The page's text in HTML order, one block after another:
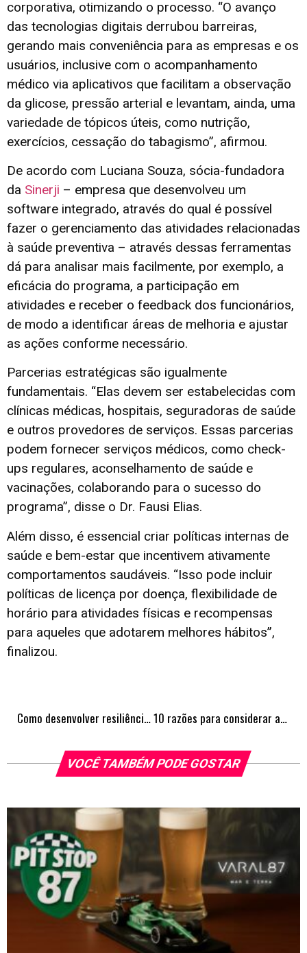
corporativa, otimizando o processo. “O avanço
das tecnologias digitais derrubou barreiras,
gerando mais conveniência para as empresas e os
usuários, inclusive com o acompanhamento
médico via aplicativos que facilitam a observação
da glicose, pressão arterial e levantam, ainda, uma
variedade de tópicos úteis, como nutrição,
exercícios, cessação do tabagismo”, afirmou.
De acordo com Luciana Souza, sócia-fundadora
da Sinerji – empresa que desenvolveu um
software integrado, através do qual é possível
fazer o gerenciamento das atividades relacionadas
à saúde preventiva – através dessas ferramentas
dá para analisar mais facilmente, por exemplo, a
eficácia do programa, a participação em
atividades e receber o feedback dos funcionários,
de modo a identificar áreas de melhoria e ajustar
as ações conforme necessário.
Parcerias estratégicas são igualmente
fundamentais. “Elas devem ser estabelecidas com
clínicas médicas, hospitais, seguradoras de saúde
e outros provedores de serviços. Essas parcerias
podem fornecer serviços médicos, como check-
ups regulares, aconselhamento de saúde e
vacinações, colaborando para o sucesso do
programa”, disse o Dr. Fausi Elias.
Além disso, é essencial criar políticas internas de
saúde e bem-estar que incentivem ativamente
comportamentos saudáveis. “Isso pode incluir
políticas de licença por doença, flexibilidade de
horário para atividades físicas e recompensas
para aqueles que adotarem melhores hábitos”,
finalizou.
Como desenvolver resiliência emocional diante de situações difíceis 10 razões para considerar a cirurgia bariátrica antes de usar medicamentos da moda para perda de peso
VOCÊ TAMBÉM PODE GOSTAR